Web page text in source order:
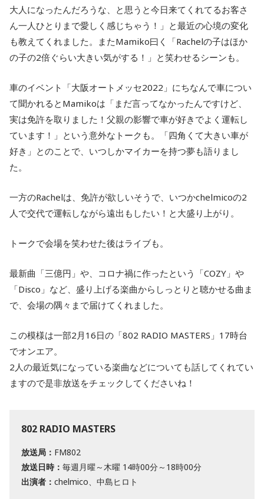
大人になったんだろうな、と思うと今日来てくれてるお客さ
ん一人ひとりまで愛しく感じちゃう！」と最近の心境の変化
も教えてくれました。またMamiko曰く「Rachelの子はほか
の子の2倍ぐらい大きい気がする！」と笑わせるシーンも。
車のイベント「大阪オートメッセ2022」にちなんで車につい
て聞かれるとMamikoは「まだ言ってなかったんですけど、
実は免許を取りました！父親の影響で車が好きでよく運転し
ています！」という意外なトークも。「四角くて大きい車が
好き」とのことで、いつしかマイカーを持つ夢も語りまし
た。
一方のRachelは、免許が欲しいそうで、いつかchelmicoの2
人で交代で運転しながら遠出もしたい！と大盛り上がり。
トークで会場を笑わせた後はライブも。
最新曲「三億円」や、コロナ禍に作ったという「COZY」や
「Disco」など、盛り上げる楽曲からしっとりと聴かせる曲ま
で、会場の隅々まで届けてくれました。
この模様は一部2月16日の「802 RADIO MASTERS」17時台
でオンエア。
2人の最近気になっている楽曲などについても話してくれてい
ますので是非放送をチェックしてくださいね！
802 RADIO MASTERS
放送局： FM802
放送日時： 毎週月曜～木曜 14時00分～18時00分
出演者： chelmico、中島ヒロト